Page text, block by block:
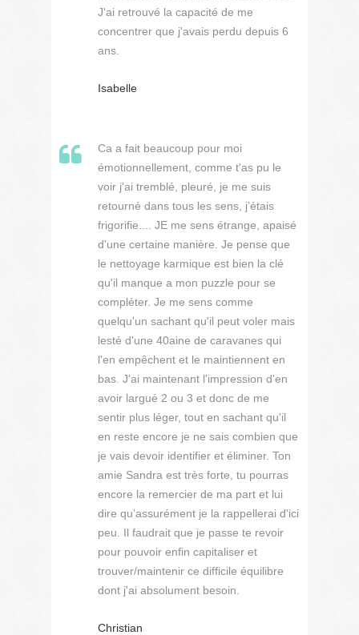
J'ai retrouvé la capacité de me
concentrer que j'avais perdu depuis 6
ans.
Isabelle
Ca a fait beaucoup pour moi
émotionnellement, comme t'as pu le
voir j'ai tremblé, pleuré, je me suis
retourné dans tous les sens, j’étais
frigorifie.... JE me sens étrange, apaisé
d'une certaine manière. Je pense que
le nettoyage karmique est bien la clé
qu'il manque a mon puzzle pour se
compléter. Je me sens comme
quelqu'un sachant qu'il peut voler mais
lesté d'une 40aine de caravanes qui
l'en empêchent et le maintiennent en
bas. J'ai maintenant l'impression d'en
avoir largué 2 ou 3 et donc de me
sentir plus léger, tout en sachant qu'il
en reste encore je ne sais combien que
je vais devoir identifier et éliminer. Ton
amie Sandra est très forte, tu pourras
encore la remercier de ma part et lui
dire qu’assurément je la rappellerai d'ici
peu. Il faudrait que je passe te revoir
pour pouvoir enfin capitaliser et
trouver/maintenir ce difficile équilibre
dont j'ai absolument besoin.
Christian